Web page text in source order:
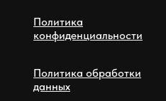
Политика
конфиденциальности
Политика обработки
данных